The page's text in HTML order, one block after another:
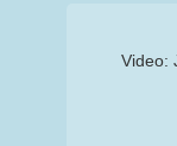
Video: